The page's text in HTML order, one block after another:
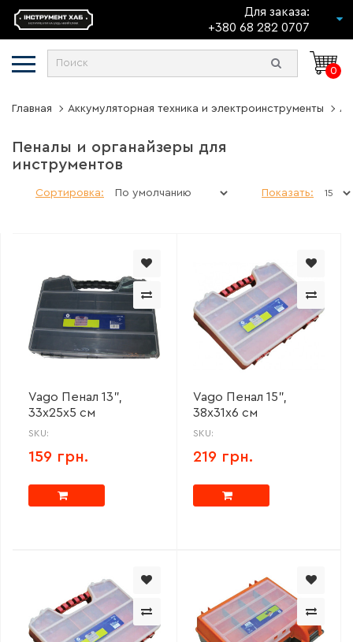
Для заказа:
+380 68 282 0707
0
Главная Аккумуляторная техника и электроинструменты
Пеналы и органайзеры для
инструментов
Сортировка: Показать:
Vago Пенал 13",
33х25х5 см
SKU:
159 грн.
Vago Пенал 15",
38х31х6 см
SKU:
219 грн.